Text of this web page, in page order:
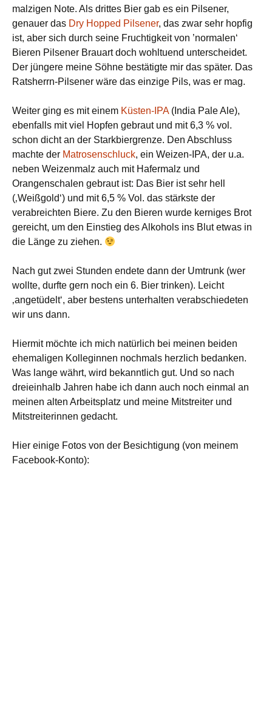
malzigen Note. Als drittes Bier gab es ein Pilsener,
genauer das Dry Hopped Pilsener, das zwar sehr hopfig
ist, aber sich durch seine Fruchtigkeit von ’normalen‘
Bieren Pilsener Brauart doch wohltuend unterscheidet.
Der jüngere meine Söhne bestätigte mir das später. Das
Ratsherrn-Pilsener wäre das einzige Pils, was er mag.
Weiter ging es mit einem Küsten-IPA(India Pale Ale),
ebenfalls mit viel Hopfen gebraut und mit 6,3 % vol.
schon dicht an der Starkbiergrenze. Den Abschluss
machte der Matrosenschluck, ein Weizen-IPA, der u.a.
neben Weizenmalz auch mit Hafermalz und
Orangenschalen gebraut ist: Das Bier ist sehr hell
(‚Weißgold‘) und mit 6,5 % Vol. das stärkste der
verabreichten Biere. Zu den Bieren wurde kerniges Brot
gereicht, um den Einstieg des Alkohols ins Blut etwas in
die Länge zu ziehen.
Nach gut zwei Stunden endete dann der Umtrunk (wer
wollte, durfte gern noch ein 6. Bier trinken). Leicht
‚angetüdelt‘, aber bestens unterhalten verabschiedeten
wir uns dann.
Hiermit möchte ich mich natürlich bei meinen beiden
ehemaligen Kolleginnen nochmals herzlich bedanken.
Was lange währt, wird bekanntlich gut. Und so nach
dreieinhalb Jahren habe ich dann auch noch einmal an
meinen alten Arbeitsplatz und meine Mitstreiter und
Mitstreiterinnen gedacht.
Hier einige Fotos von der Besichtigung (von meinem
Facebook-Konto):